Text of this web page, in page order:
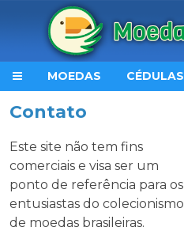
MOEDAS CÉDULAS
Contato
Este site não tem fins
comerciais e visa ser um
ponto de referência para os
entusiastas do colecionismo
de moedas brasileiras.